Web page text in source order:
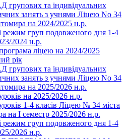
та індивідуальних
занять з учнями Ліцею No 34
на 2024/2025 н.р.
режим груп подовженого дня 1-4
2024 н.р.
ліцею на 2024/2025
рік
та індивідуальних
занять з учнями Ліцею No 34
на 2025/2026 н.р.
на 2025/2026 н.р.
1-4 класів Ліцею № 34 міста
на І семестр 2025/2026 н.р.
режим груп подовженого дня 1-4
2026 н.р.